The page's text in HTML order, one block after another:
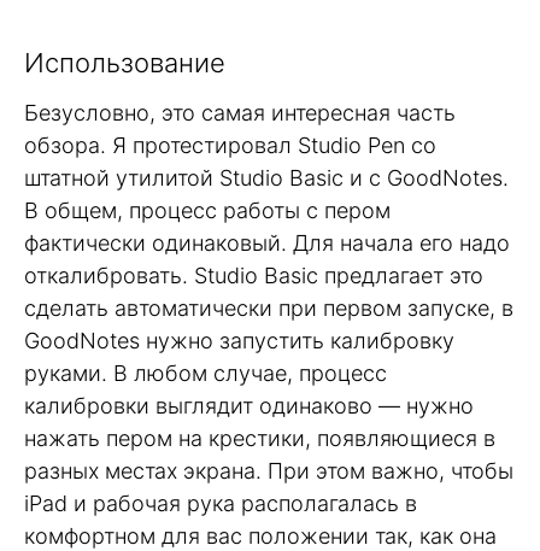
Использование
Безусловно, это самая интересная часть
обзора. Я протестировал Studio Pen со
штатной утилитой Studio Basic и с GoodNotes.
В общем, процесс работы с пером
фактически одинаковый. Для начала его надо
откалибровать. Studio Basic предлагает это
сделать автоматически при первом запуске, в
GoodNotes нужно запустить калибровку
руками. В любом случае, процесс
калибровки выглядит одинаково — нужно
нажать пером на крестики, появляющиеся в
разных местах экрана. При этом важно, чтобы
iPad и рабочая рука располагалась в
комфортном для вас положении так, как она